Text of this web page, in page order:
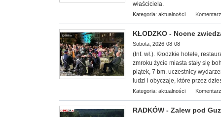
właściciela.
Kategoria: aktualności
KŁODZKO - Nocne
Sobota, 2026-08-08
(Inf. wł.). Kłodzkie hotele,
zmroku życie miasta stały się
piątek, 7 bm. uczestnicy
ludzi i obyczaje, które przez
Kategoria: aktualności
RADKÓW - Zalew pod